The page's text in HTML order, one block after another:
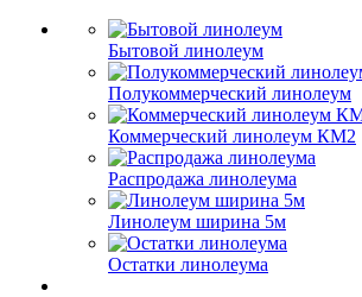
Бытовой линолеум
Полукоммерческий линолеум
Коммерческий линолеум КМ2
Распродажа линолеума
Линолеум ширина 5м
Остатки линолеума